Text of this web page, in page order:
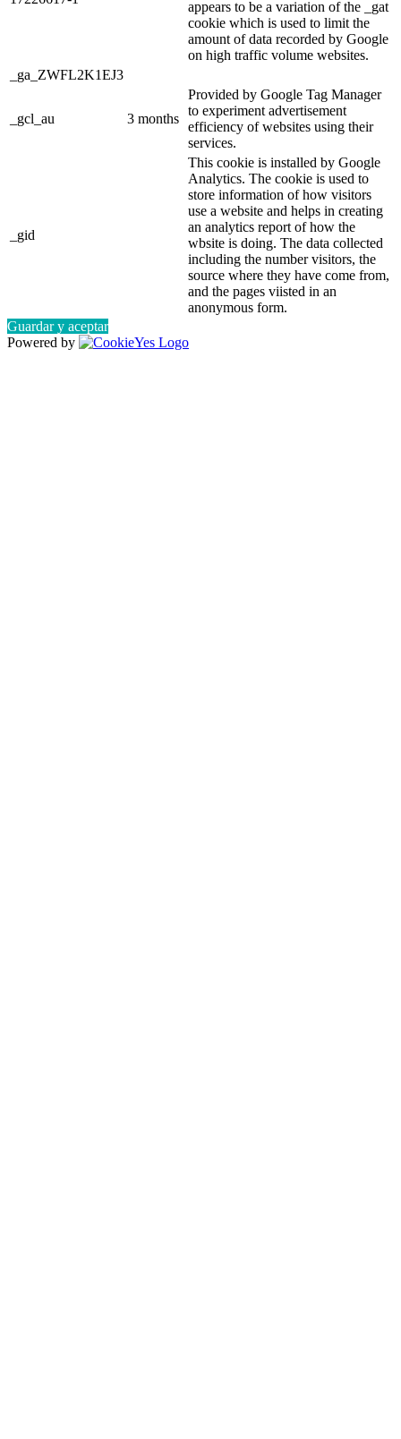
appears to be a variation of the _gat
cookie which is used to limit the
amount of data recorded by Google
on high traffic volume websites.
_ga_ZWFL2K1EJ3
_gcl_au 3 months
Provided by Google Tag Manager
to experiment advertisement
efficiency of websites using their
services.
_gid
This cookie is installed by Google
Analytics. The cookie is used to
store information of how visitors
use a website and helps in creating
an analytics report of how the
wbsite is doing. The data collected
including the number visitors, the
source where they have come from,
and the pages viisted in an
anonymous form.
Guardar y aceptar
Powered by